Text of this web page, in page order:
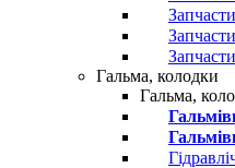
Гальма, колодки
Гальма,